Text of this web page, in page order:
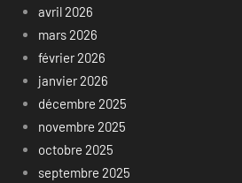
avril 2026
mars 2026
février 2026
janvier 2026
décembre 2025
novembre 2025
octobre 2025
septembre 2025